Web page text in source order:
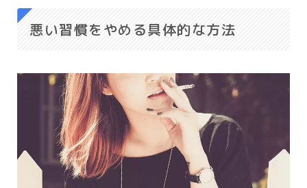
悪い習慣をやめる具体的な方法